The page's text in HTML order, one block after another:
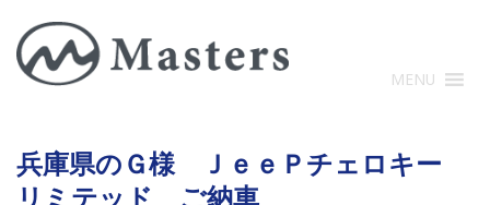
コ
ン
テ
に
ス
MENU
兵庫県のＧ様 ＪｅｅＰチェロキー
リミテッド ご納車